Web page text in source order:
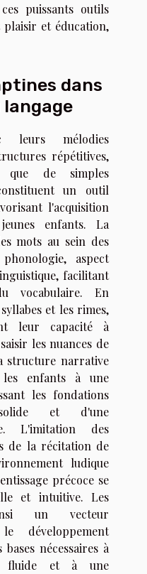
puissants outils
plaisir et éducation,
dans
leurs mélodies
répétitives,
que de simples
un outil
l'acquisition
enfants. La
mots au sein des
aspect
facilitant
vocabulaire. En
et les rimes,
leur capacité à
les nuances de
structure narrative
les enfants à une
les fondations
et d'une
L'imitation des
de la récitation de
ludique
précoce se
et intuitive. Les
un vecteur
développement
nécessaires à
fluide et à une